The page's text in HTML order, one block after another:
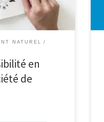
[…]
NATUREL
en
de